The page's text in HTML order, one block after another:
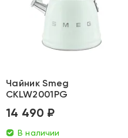
Чайник Smeg
CKLW2001PG
14 490 ₽
В наличии